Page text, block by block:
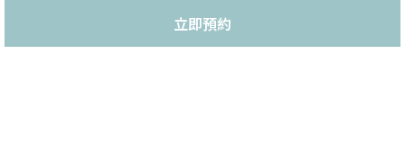
立即預約